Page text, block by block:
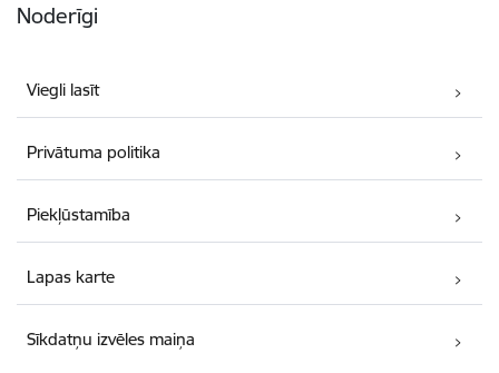
Noderīgi
Viegli lasīt
Privātuma politika
Piekļūstamība
Lapas karte
Sīkdatņu izvēles maiņa